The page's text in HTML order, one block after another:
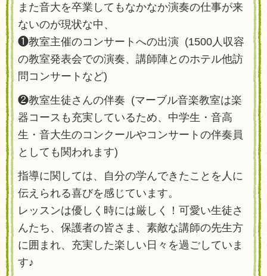
また音大を卒業してもなかなか演奏の仕事が来
ないのが現状な中、
❶教室主催のコンサートへの出演 (1500人収容
の教室発表会での演奏、講師陣とのホテル他訪
問コンサートなど)
❷教室生徒さんの伴奏 (マーブル音楽教室は楽
器コースも充実しているため、中学生・音高
生・音大生のコンクールやコンサートの伴奏員
としても関われます)
指導に関しては、自分の学んできたことを人に
伝えられる喜びを感じています。
レッスンは優しく時には厳しく！可愛い生徒さ
んたち、保護者の皆さま、素敵な講師の先生方
に囲まれ、充実した楽しい日々を過ごしていま
す♪